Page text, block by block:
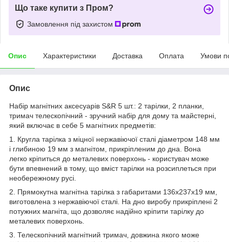
Що таке купити з Пром?
Замовлення під захистом
Опис Характеристики Доставка Оплата Умови
Опис
Набір магнітних аксесуарів S&R 5 шт.: 2 тарілки, 2 планки,
тримач телескопічний - зручний набір для дому та майстерні,
який включає в себе 5 магнітних предметів:
1. Кругла тарілка з міцної нержавіючої сталі діаметром 148 мм
і глибиною 19 мм з магнітом, прикріпленим до дна. Вона
легко кріпиться до металевих поверхонь - користувач може
бути впевнений в тому, що вміст тарілки на розсиплеться при
необережному русі.
2. Прямокутна магнітна тарілка з габаритами 136х237х19 мм,
виготовлена з нержавіючої сталі. На дно виробу прикріплені 2
потужних магніта, що дозволяє надійно кріпити тарілку до
металевих поверхонь.
3. Телескопічний магнітний тримач, довжина якого може